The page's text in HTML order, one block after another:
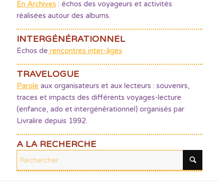
En Archives : échos des voyageurs et activités
réalisées autour des albums.
INTERGÉNÉRATIONNEL
Echos de rencontres inter-âges
TRAVELOGUE
Parole aux organisateurs et aux lecteurs : souvenirs,
traces et impacts des différents voyages-lecture
(enfance, ado et intergénérationnel) organisés par
Livralire depuis 1992.
A LA RECHERCHE